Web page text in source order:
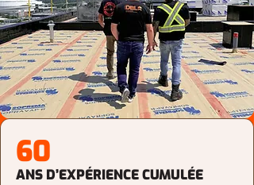
60
ANS D’EXPÉRIENCE CUMULÉE